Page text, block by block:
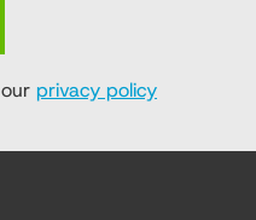
privacy policy